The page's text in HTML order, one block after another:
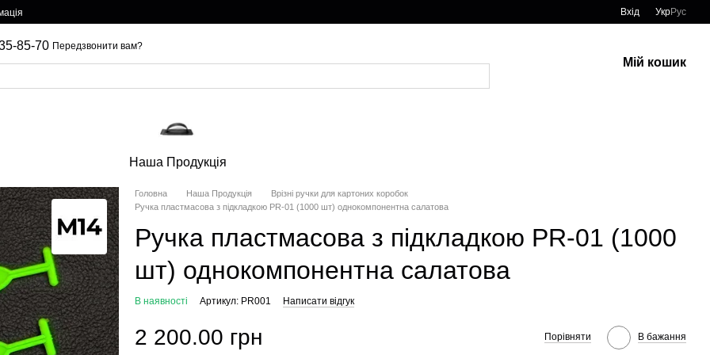
Вхід УкрРус
85-70 Передзвонити вам?
Мій кошик
Наша Продукція
Головна Наша Продукція
Врізні ручки для картоних коробок
Ручка пластмасова з підкладкою PR-01 (1000 шт) однокомпонентна салатова
Ручка пластмасова з підкладкою PR-01 (1000
шт) однокомпонентна салатова
В наявності Артикул: PR001 Написати відгук
2 200.00 грн Порівняти В бажання